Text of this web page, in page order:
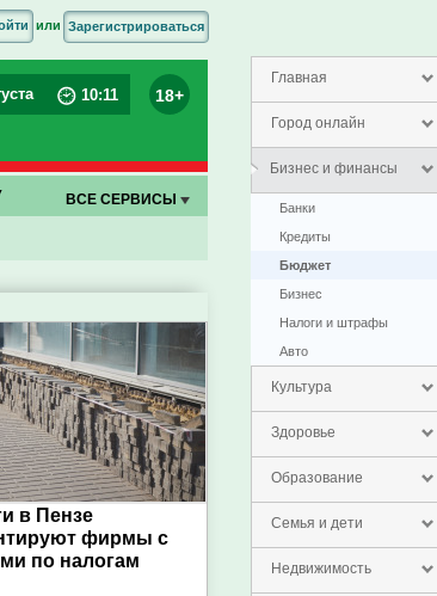
Главная
Город онлайн
Бизнес и финансы
Банки
Кредиты
Бюджет
Бизнес
Налоги и штрафы
Авто
Культура
Здоровье
Образование
Семья и дети
Недвижимость
или Зарегистрироваться
10:11 18+
ВСЕ СЕРВИСЫ
в Пензе
фирмы с
по налогам